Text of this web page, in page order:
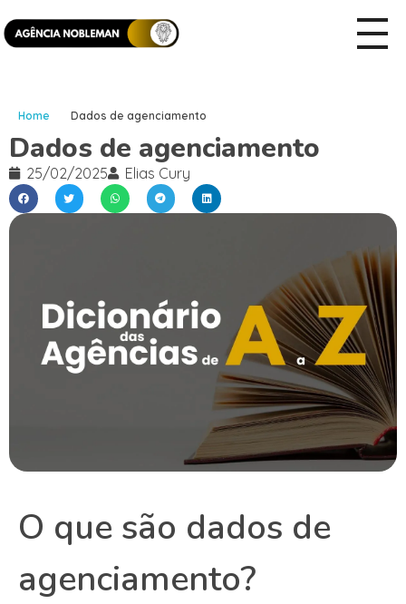
Home Dados de agenciamento
Dados de agenciamento
25/02/2025 Elias Cury
O que são dados de
agenciamento?